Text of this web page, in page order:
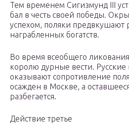
Тем временем Сигизмунд III
бал в честь своей победы.
успехом, поляки предвкушают
награбленных богатств.
Во время всеобщего
королю дурные вести.
оказывают сопротивление
осажден в Москве, а
разбегается.
Действие третье